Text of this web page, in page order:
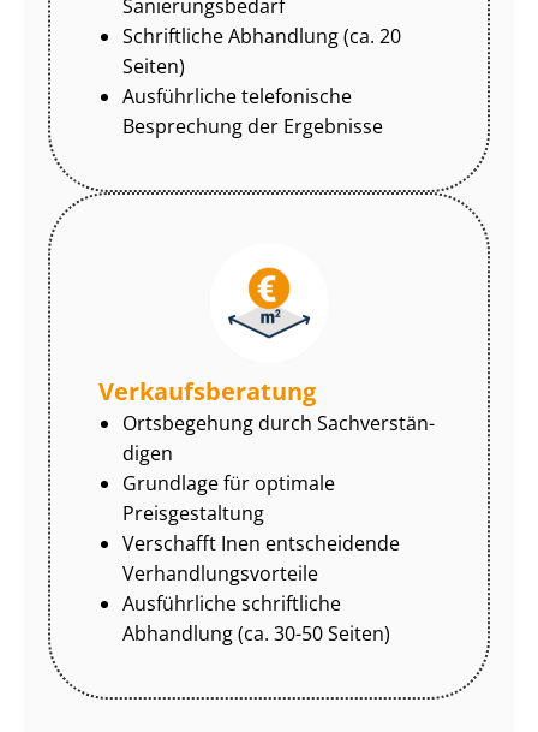
Sa­nie­rungs­be­darf
Schriftliche Abhandlung (ca. 20
Seiten)
Ausführliche telefonische
Besprechung der Ergebnisse
Ver­kaufs­be­ra­tung
Ortsbegehung durch Sach­ver­stän­
di­gen
Grundlage für optimale
Preisgestaltung
Verschafft Inen entscheidende
Ver­hand­lungs­vor­tei­le
Ausführliche schriftliche
Abhandlung (ca. 30-50 Seiten)